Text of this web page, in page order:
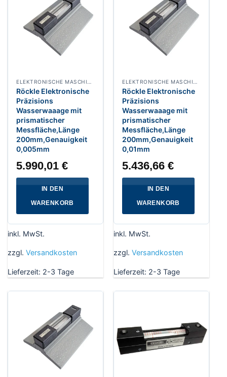
Röckle Elektronische
Präzisions
Wasserwaaage mit
prismatischer
Messfläche,Länge
200mm,Genauigkeit
0,005mm
5.990,01€
IN DEN
WARENKORB
inkl. MwSt.
zzgl. Versandkosten
Lieferzeit: 2-3 Tage
Röckle Elektronische
Präzisions
Wasserwaaage mit
prismatischer
Messfläche,Länge
200mm,Genauigkeit
0,01mm
5.436,66€
IN DEN
WARENKORB
inkl. MwSt.
zzgl. Versandkosten
Lieferzeit: 2-3 Tage